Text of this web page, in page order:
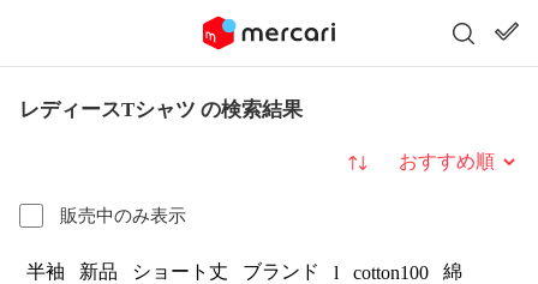
レディースTシャツ の検索結果
販売中のみ表示
並び替え
半袖 新品 ショート丈 ブランド l cotton100
綿